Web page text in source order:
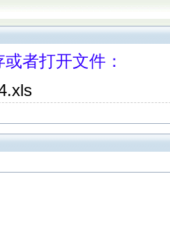
者打开文件：